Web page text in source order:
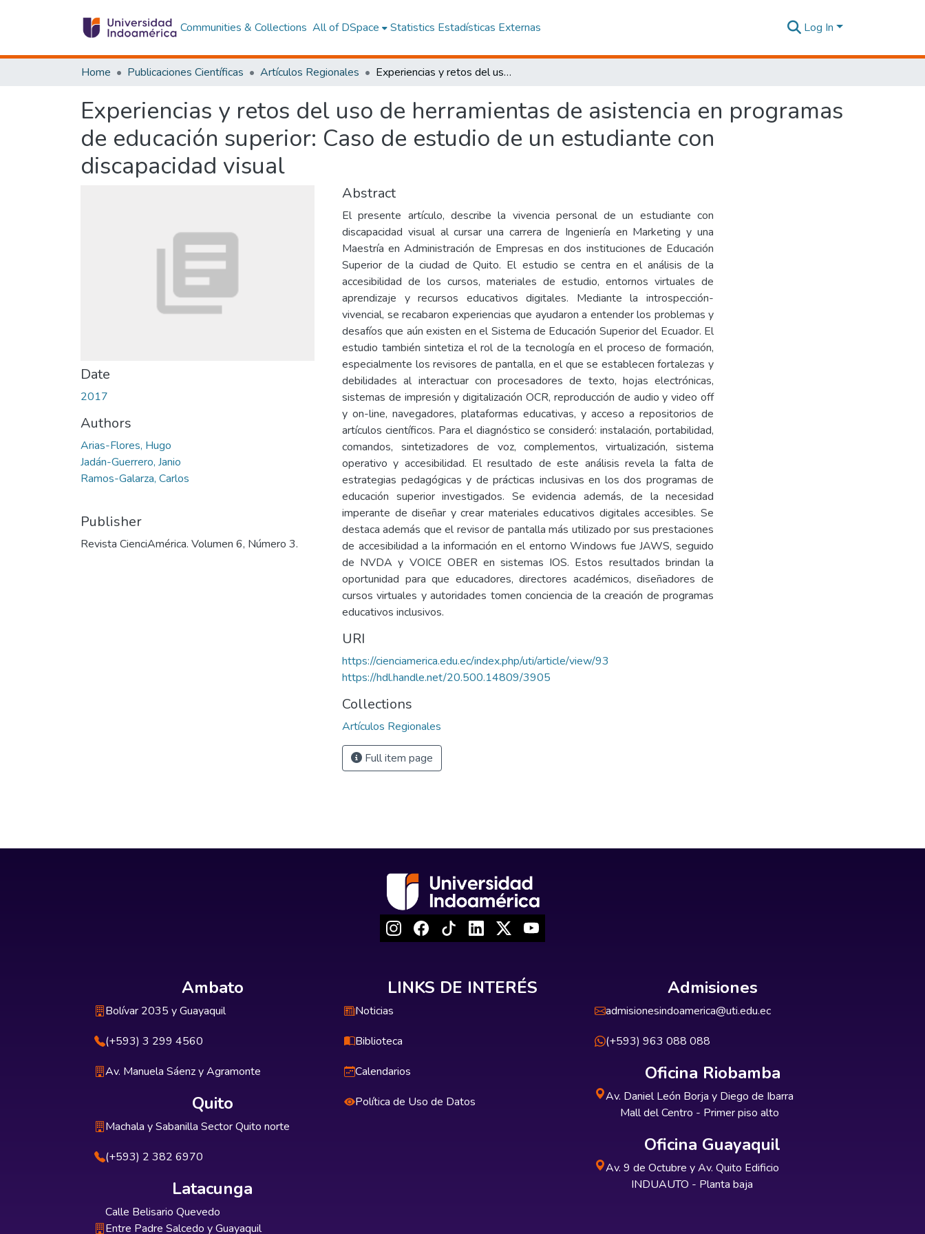
Communities & Collections All of DSpace Statistics Estadísticas Externas Log In
Home Publicaciones Científicas Artículos Regionales Experiencias y retos del uso de herramientas de asistencia en programas de educación superior: Caso de estudio de un estudiante con discapacidad visual
Experiencias y retos del uso de herramientas de asistencia en programas
de educación superior: Caso de estudio de un estudiante con
discapacidad visual
Date
2017
Authors
Arias-Flores, Hugo
Jadán-Guerrero, Janio
Ramos-Galarza, Carlos
Publisher
Revista CienciAmérica. Volumen 6, Número 3.
Abstract
El presente artículo, describe la vivencia personal de un estudiante con
discapacidad visual al cursar una carrera de Ingeniería en Marketing y una
Maestría en Administración de Empresas en dos instituciones de Educación
Superior de la ciudad de Quito. El estudio se centra en el análisis de la
accesibilidad de los cursos, materiales de estudio, entornos virtuales de
aprendizaje y recursos educativos digitales. Mediante la introspección-
vivencial, se recabaron experiencias que ayudaron a entender los problemas y
desafíos que aún existen en el Sistema de Educación Superior del Ecuador. El
estudio también sintetiza el rol de la tecnología en el proceso de formación,
especialmente los revisores de pantalla, en el que se establecen fortalezas y
debilidades al interactuar con procesadores de texto, hojas electrónicas,
sistemas de impresión y digitalización OCR, reproducción de audio y video off
y on-line, navegadores, plataformas educativas, y acceso a repositorios de
artículos científicos. Para el diagnóstico se consideró: instalación, portabilidad,
comandos, sintetizadores de voz, complementos, virtualización, sistema
operativo y accesibilidad. El resultado de este análisis revela la falta de
estrategias pedagógicas y de prácticas inclusivas en los dos programas de
educación superior investigados. Se evidencia además, de la necesidad
imperante de diseñar y crear materiales educativos digitales accesibles. Se
destaca además que el revisor de pantalla más utilizado por sus prestaciones
de accesibilidad a la información en el entorno Windows fue JAWS, seguido
de NVDA y VOICE OBER en sistemas IOS. Estos resultados brindan la
oportunidad para que educadores, directores académicos, diseñadores de
cursos virtuales y autoridades tomen conciencia de la creación de programas
educativos inclusivos.
URI
https://cienciamerica.edu.ec/index.php/uti/article/view/93
https://hdl.handle.net/20.500.14809/3905
Collections
Artículos Regionales
Full item page
Ambato
Bolívar 2035 y Guayaquil
(+593) 3 299 4560
Av. Manuela Sáenz y Agramonte
Quito
Machala y Sabanilla Sector Quito norte
(+593) 2 382 6970
Latacunga
Calle Belisario Quevedo
Entre Padre Salcedo y Guayaquil
LINKS DE INTERÉS
Noticias
Biblioteca
Calendarios
Política de Uso de Datos
Admisiones
admisionesindoamerica@uti.edu.ec
(+593) 963 088 088
Oficina Riobamba
Av. Daniel León Borja y Diego de Ibarra
Mall del Centro - Primer piso alto
Oficina Guayaquil
Av. 9 de Octubre y Av. Quito Edificio
INDUAUTO - Planta baja